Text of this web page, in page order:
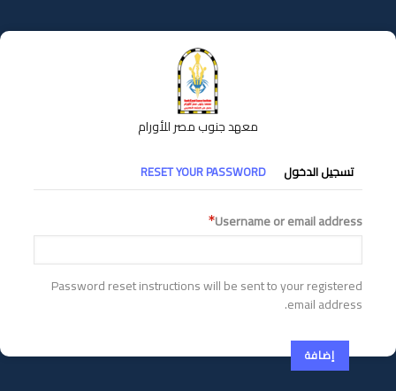
إلى
المحتوى
معهد جنوب مصر للأورام
التبويبات
الأساسية
تسجيل الدخول RESET YOUR PASSWORD
Username or email address
Password reset instructions will be sent to your registered
email address.